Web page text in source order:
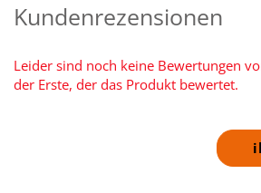
Kundenrezensionen
Leider sind noch keine Bewertungen
der Erste, der das Produkt bewertet.